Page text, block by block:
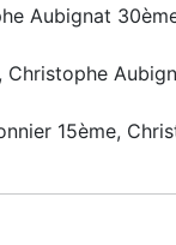
Aubignat
15ème,